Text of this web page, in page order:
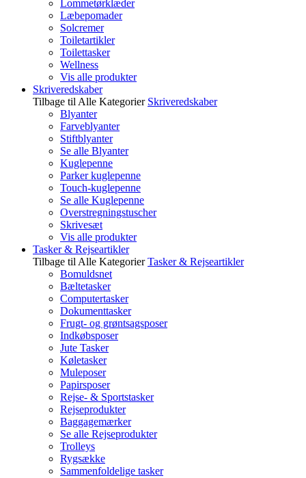
Lommetørklæder
Læbepomader
Solcremer
Toiletartikler
Toilettasker
Wellness
Vis alle produkter
Skriveredskaber
Tilbage til Alle Kategorier Skriveredskaber
Blyanter
Farveblyanter
Stiftblyanter
Se alle Blyanter
Kuglepenne
Parker kuglepenne
Touch-kuglepenne
Se alle Kuglepenne
Overstregningstuscher
Skrivesæt
Vis alle produkter
Tasker & Rejseartikler
Tilbage til Alle Kategorier Tasker & Rejseartikler
Bomuldsnet
Bæltetasker
Computertasker
Dokumenttasker
Frugt- og grøntsagsposer
Indkøbsposer
Jute Tasker
Køletasker
Muleposer
Papirsposer
Rejse- & Sportstasker
Rejseprodukter
Baggagemærker
Se alle Rejseprodukter
Trolleys
Rygsække
Sammenfoldelige tasker